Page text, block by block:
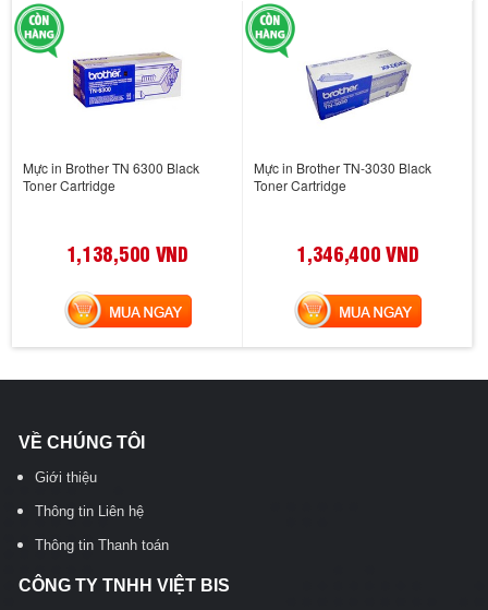
Mực in Brother TN 6300 Black
Toner Cartridge
1,138,500 VND
MUA NGAY
Mực in Brother TN-3030 Black
Toner Cartridge
1,346,400 VND
MUA NGAY
VỀ CHÚNG TÔI
Giới thiệu
Thông tin Liên hệ
Thông tin Thanh toán
CÔNG TY TNHH VIỆT BIS